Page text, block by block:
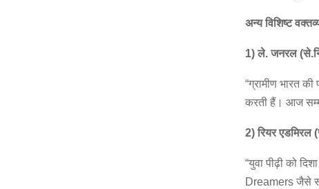
अन्यविशिष्ट
1)ले.जनरल (से.
“ग्रामीण भारत
करती हैं। आज
2)रियरएडमिरल (
“युवा पीढ़ी को
Dreamers जैसे